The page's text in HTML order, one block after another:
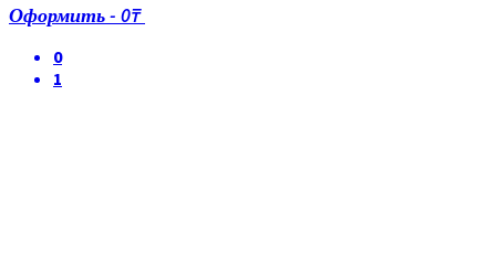
Оформить- 0₸
0
1